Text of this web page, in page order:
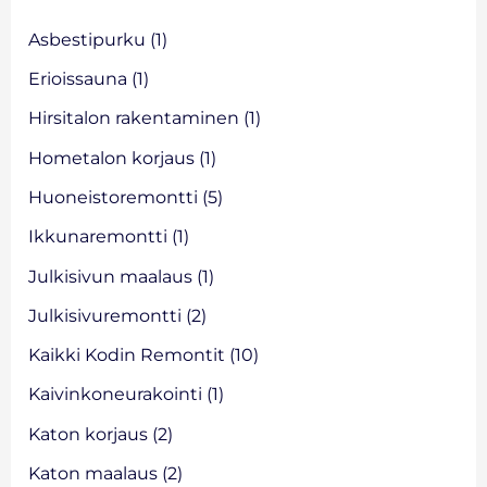
f
o
r
Asbestipurku (1)
Erioissauna (1)
Hirsitalon rakentaminen (1)
Hometalon korjaus (1)
Huoneistoremontti (5)
Ikkunaremontti (1)
Julkisivun maalaus (1)
Julkisivuremontti (2)
Kaikki Kodin Remontit (10)
Kaivinkoneurakointi (1)
Katon korjaus (2)
Katon maalaus (2)